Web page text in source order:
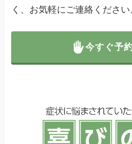
く、お気軽にご連絡ください
今すぐ予